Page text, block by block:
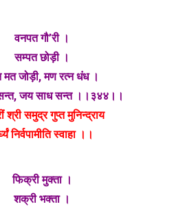
वनपत गौ’री ।
सम्पत छोड़ी ।
मत जोड़ी, मण रत्न धंध ।
जय साध सन्त ।।३४४।।
श्री समुद्र गुप्त मुनिन्द्राय
निर्वपामीति स्वाहा ।।
फिक्री मुक्ता ।
शक्री भक्ता ।